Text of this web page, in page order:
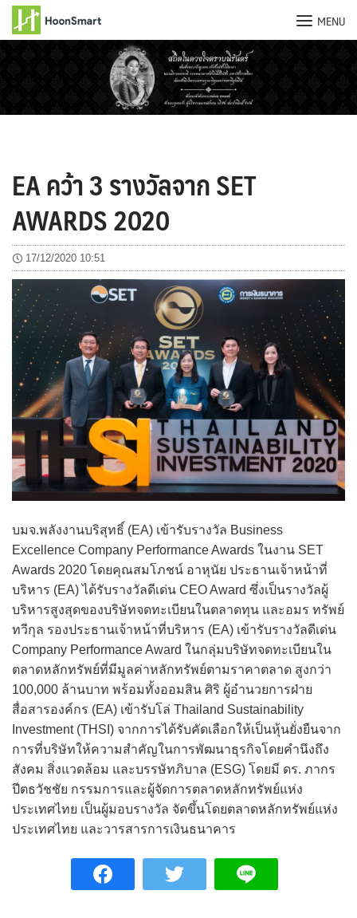
MENU
EA คว้า 3 รางวัลจาก SET
AWARDS 2020
17/12/2020 10:51
บมจ.พลังงานบริสุทธิ์ (EA) เข้ารับรางวัล Business
Excellence Company Performance Awards ในงาน SET
Awards 2020 โดยคุณสมโภชน์ อาหุนัย ประธานเจ้าหน้าที่
บริหาร (EA) ได้รับรางวัลดีเด่น CEO Award ซึ่งเป็นรางวัลผู้
บริหารสูงสุดของบริษัทจดทะเบียนในตลาดทุน และอมร ทรัพย์
ทวีกุล รองประธานเจ้าหน้าที่บริหาร (EA) เข้ารับรางวัลดีเด่น
Company Performance Award ในกลุ่มบริษัทจดทะเบียนใน
ตลาดหลักทรัพย์ที่มีมูลค่าหลักทรัพย์ตามราคาตลาด สูงกว่า
100,000 ล้านบาท พร้อมทั้งออมสิน ศิริ ผู้อำนวยการฝ่าย
สื่อสารองค์กร (EA) เข้ารับโล่ Thailand Sustainability
Investment (THSI) จากการได้รับคัดเลือกให้เป็นหุ้นยั่งยืนจาก
การที่บริษัทให้ความสำคัญในการพัฒนาธุรกิจโดยคำนึงถึง
สังคม สิ่งแวดล้อม และบรรษัทภิบาล (ESG) โดยมี ดร. ภากร
ปีตธวัชชัย กรรมการและผู้จัดการตลาดหลักทรัพย์แห่ง
ประเทศไทย เป็นผู้มอบรางวัล จัดขึ้นโดยตลาดหลักทรัพย์แห่ง
ประเทศไทย และวารสารการเงินธนาคาร